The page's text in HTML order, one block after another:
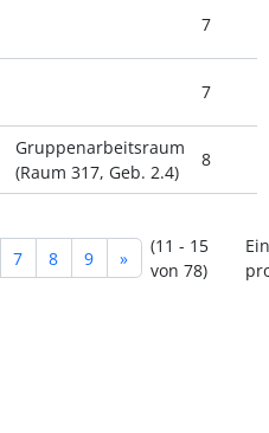
7
7
Gruppenarbeitsraum
(Raum 317, Geb. 2.4)
8
7 8 9 »
(11 - 15
von 78)